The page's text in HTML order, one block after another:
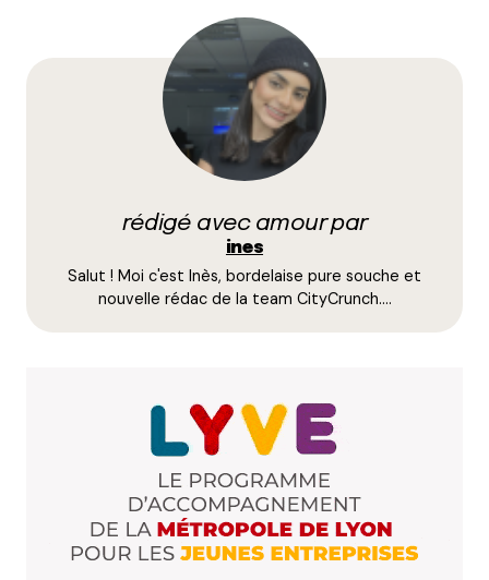
Votre adresse e-mail ne sera pas publiée.
champs obligatoires sont indiqués avec
E-mail*
Prévenez-moi de tous les nouveaux commentaires
rédigé avec amour par
ines
Salut ! Moi c'est Inès, bordelaise pure souche et
nouvelle rédac de la team CityCrunch.…